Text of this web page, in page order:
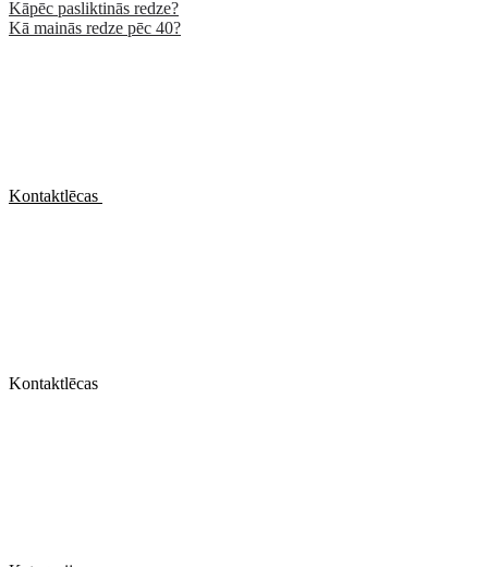
Kāpēc pasliktinās redze?
Kā mainās redze pēc 40?
Kontaktlēcas
Kontaktlēcas